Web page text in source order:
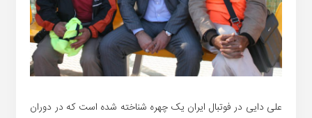
علی دایی در فوتبال ایران یک چهره شناخته شده است که در دوران